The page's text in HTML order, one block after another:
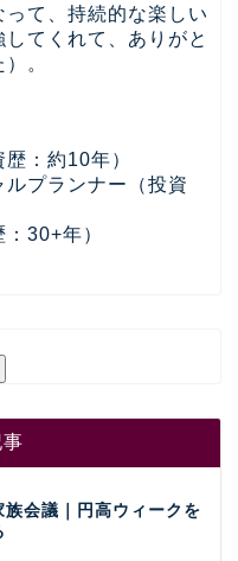
て、持続的な楽しい
てくれて、ありがと
。
：約10年）
プランナー（投資
30+年）
族会議｜円高ウィークを